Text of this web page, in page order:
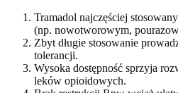
Tramadol najczęściej
(np. nowotworowym,
Zbyt długie stosowanie
tolerancji.
Wysoka dostępność sprzyja
leków opioidowych.